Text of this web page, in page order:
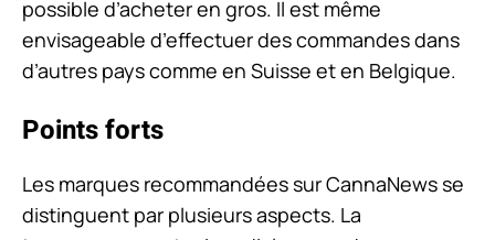
possible d’acheter en gros. Il est même
envisageable d’effectuer des commandes dans
d’autres pays comme en Suisse et en Belgique.
Points forts
Les marques recommandées sur CannaNews se
distinguent par plusieurs aspects. La